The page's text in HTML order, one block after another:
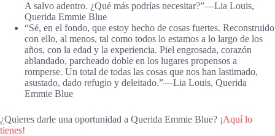
A salvo adentro. ¿Qué más podrías necesitar?”―Lia Louis,
Querida Emmie Blue
“Sé, en el fondo, que estoy hecho de cosas fuertes. Reconstruido
con ello, al menos, tal como todos lo estamos a lo largo de los
años, con la edad y la experiencia. Piel engrosada, corazón
ablandado, parcheado doble en los lugares propensos a
romperse. Un total de todas las cosas que nos han lastimado,
asustado, dado refugio y deleitado.”―Lia Louis, Querida
Emmie Blue
¿Quieres darle una oportunidad a Querida Emmie Blue? ¡Aquí lo
tienes!